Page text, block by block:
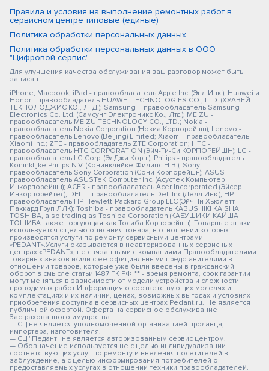
Правила и условия на выполнение ремонтных работ в
сервисном центре типовые (единые)
Политика обработки персональных данных
Политика обработки персональных данных в ООО
"Цифровой сервис"
Для улучшения качества обслуживания ваш разговор может быть
записан
iPhone, Macbook, iPad - правообладатель Apple Inc. (Эпл Инк.); Huawei и
Honor - правообладатель HUAWEI TECHNOLOGIES CO., LTD. (ХУАВЕЙ
ТЕКНОЛОДЖИС КО., ЛТД.); Samsung – правообладатель Samsung
Electronics Co. Ltd. (Самсунг Электроникс Ко., Лтд.); MEIZU -
правообладатель MEIZU TECHNOLOGY CO., LTD.; Nokia -
правообладатель Nokia Corporation (Нокиа Корпорейшн); Lenovo -
правообладатель Lenovo (Beijing) Limited; Xiaomi - правообладатель
Xiaomi Inc.; ZTE - правообладатель ZTE Corporation; HTC -
правообладатель HTC CORPORATION (Эйч-Ти-Си КОРПОРЕЙШН); LG -
правообладатель LG Corp. (ЭлДжи Корп.); Philips - правообладатель
Koninklijke Philips N.V. (Конинклийке Филипс Н.В.); Sony -
правообладатель Sony Corporation (Сони Корпорейшн); ASUS -
правообладатель ASUSTeK Computer Inc. (Асустек Компьютер
Инкорпорейшн); ACER - правообладатель Acer Incorporated (Эйсер
Инкорпорейтед); DELL - правообладатель Dell Inc.(Делл Инк.); HP -
правообладатель HP Hewlett-Packard Group LLC (ЭйчПи Хьюлетт
Паккард Груп ЛЛК); Toshiba - правообладатель KABUSHIKI KAISHA
TOSHIBA, also trading as Toshiba Corporation (КАБУШИКИ КАЙША
ТОШИБА также торгующая как Тосиба Корпорейшн). Товарные знаки
используется с целью описания товара, в отношении которых
производятся услуги по ремонту сервисными центрами
«PEDANT».Услуги оказываются в неавторизованных сервисных
центрах «PEDANT», не связанными с компаниями Правообладателями
товарных знаков и/или с ее официальными представителями в
отношении товаров, которые уже были введены в гражданский
оборот в смысле статьи 1487 ГК РФ ** - время ремонта, срок гарантии
могут меняться в зависимости от модели устройства и сложности
проводимых работ Информация о соответствующих моделях и
комплектациях и их наличии, ценах, возможных выгодах и условиях
приобретения доступна в сервисных центрах Pedant.ru. Не является
публичной офертой. Оферта на сервисное обслуживание
Застрахованного имущества
— СЦ не является уполномоченной организацией продавца,
импортера, изготовителя.
— СЦ "Педант" не является авторизованным сервис центром.
— Обозначение используется не с целью индивидуализации
соответствующих услуг по ремонту и введения посетителей в
заблуждение, а с целью информирования потребителей о
предоставляемых услугах в отношении техники правообладателей.